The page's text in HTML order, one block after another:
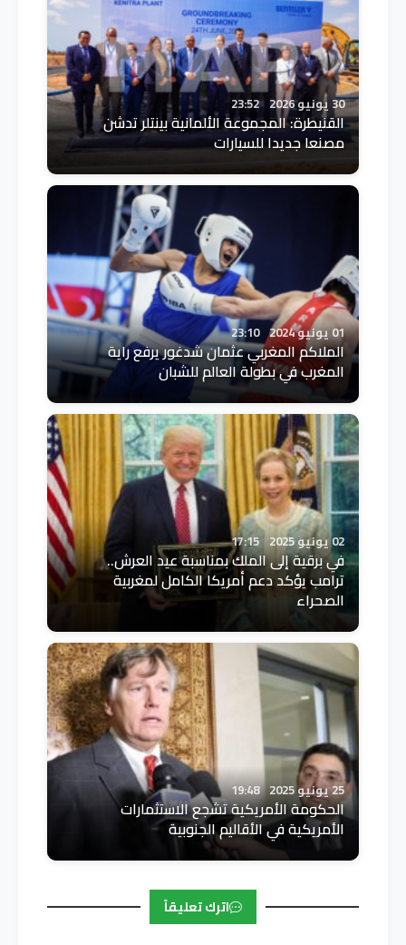
30 يونيو 2026 23:52
القنيطرة: المجموعة الألمانية بينتلر تدشن
مصنعا جديدا للسيارات
01 يونيو 2024 23:10
الملاكم المغربي عثمان شدغور يرفع راية
المغرب في بطولة العالم للشبان
02 يونيو 2025 17:15
في برقية إلى الملك بمناسبة عيد العرش..
ترامب يؤكد دعم أمريكا الكامل لمغربية
الصحراء
25 يونيو 2025 19:48
الحكومة الأمريكية تشجع الاستثمارات
الأمريكية في الأقاليم الجنوبية
اترك تعليقاً